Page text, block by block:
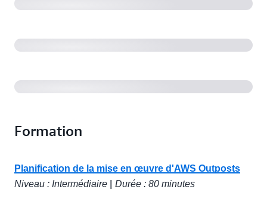
Formation
Planification de la mise en œuvre d'AWS Outposts
Niveau : Intermédiaire | Durée : 80 minutes